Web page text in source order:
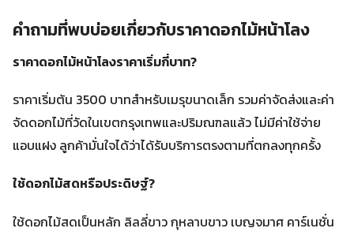
คำถามที่พบบ่อยเกี่ยวกับราคาดอกไม้หน้าโลง
ราคาดอกไม้หน้าโลงราคาเริ่มกี่บาท?
ราคาเริ่มต้น 3500 บาทสำหรับเมรุขนาดเล็ก รวมค่าจัดส่งและค่า
จัดดอกไม้ที่วัดในเขตกรุงเทพและปริมณฑลแล้ว ไม่มีค่าใช้จ่าย
แอบแฝง ลูกค้ามั่นใจได้ว่าได้รับบริการตรงตามที่ตกลงทุกครั้ง
ใช้ดอกไม้สดหรือประดิษฐ์?
ใช้ดอกไม้สดเป็นหลัก ลิลลี่ขาว กุหลาบขาว เบญจมาศ คาร์เนชั่น